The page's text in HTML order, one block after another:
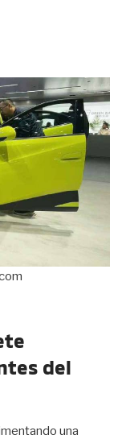
del
una